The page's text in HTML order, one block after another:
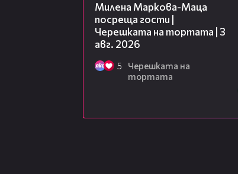
Милена Маркова-Маца
посреща гости |
Черешката на тортата | 3
авг. 2026
5
Черешката на
тортата